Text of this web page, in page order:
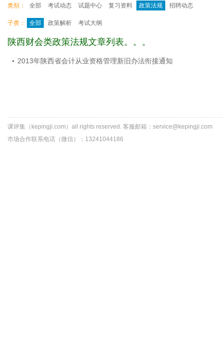
类别： 全部 考试动态 试题中心 复习资料 政策法规 招聘动态
子类： 全部 政策解析 考试大纲
陕西财会类政策法规文章列表。。。
2013年陕西省会计从业资格管理新旧办法衔接通知
课评集（kepingji.com）all rights reserved. 客服邮箱：service@kepingji.com
市场合作联系电话（微信）：13241044186